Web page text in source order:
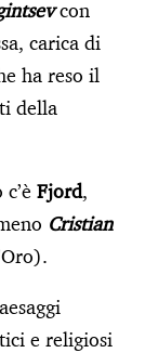
con
carica di
ha reso il
della
Fjord,
Cristian
e religiosi